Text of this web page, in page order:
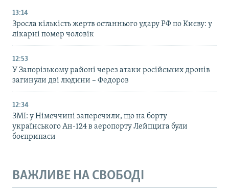
13:14
Зросла кількість жертв останнього удару РФ по Києву: у
лікарні помер чоловік
12:53
У Запорізькому районі через атаки російських дронів
загинули дві людини – Федоров
12:34
ЗМІ: у Німеччині заперечили, що на борту
українського Ан-124 в аеропорту Лейпцига були
боєприпаси
ВАЖЛИВЕ НА СВОБОДІ